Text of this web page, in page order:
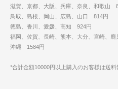
滋賀、京都、大阪、兵庫、奈良、和歌山
鳥取、島根、岡山、広島、山口 814円
徳島、香川、愛媛、高知 924円
福岡、佐賀、長崎、熊本、大分、宮崎、
沖縄 1584円
*合計金額10000円以上購入のお客様は送